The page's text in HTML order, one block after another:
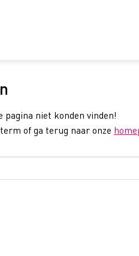
niet konden vinden!
of ga terug naar onze